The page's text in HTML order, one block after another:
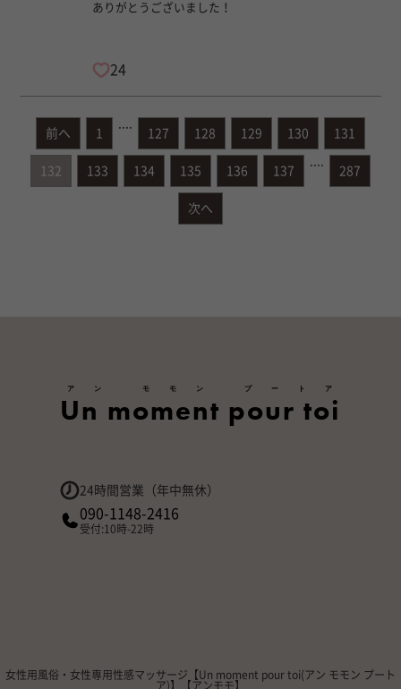
ありがとうございました！
24
前へ 1 127 128 129 130 131
132 133 134 135 136 137 287
次へ
Un moment pour toi
アン モモン プートア
24時間営業（年中無休）
090-1148-2416
受付:10時-22時
女性用風俗・女性専用性感マッサージ【Un moment pour toi(アン モモン プート
ア)】【アンモモ】